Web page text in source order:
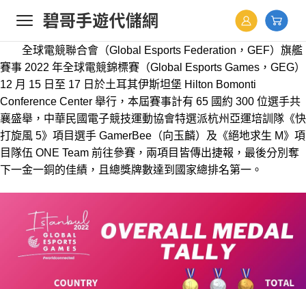
content
全球電競聯合會（Global Esports Federation，GEF）旗艦
賽事 2022 年全球電競錦標賽（Global Esports Games，GEG）
12 月 15 日至 17 日於土耳其伊斯坦堡 Hilton Bomonti
Conference Center 舉行，本屆賽事計有 65 國約 300 位選手共
襄盛舉，中華民國電子競技運動協會特選派杭州亞運培訓隊《快
打旋風 5》項目選手 GamerBee（向玉麟）及《絕地求生 M》項
目隊伍 ONE Team 前往參賽，兩項目皆傳出捷報，最後分別奪
下一金一銅的佳績，且總獎牌數達到國家總排名第一。